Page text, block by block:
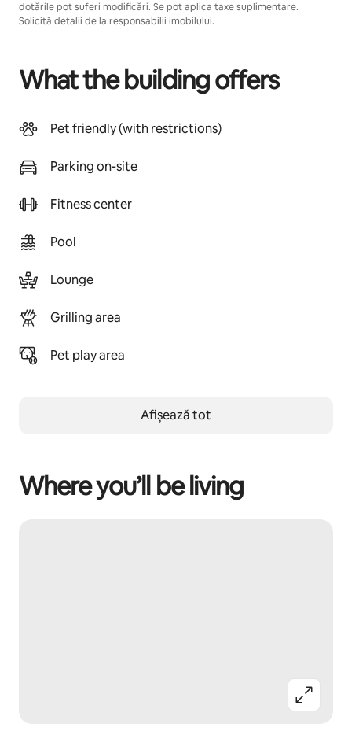
dotările pot suferi modificări. Se pot aplica taxe suplimentare.
Solicită detalii de la responsabilii imobilului.
What the building offers
Pet friendly (with restrictions)
Parking on-site
Fitness center
Pool
Lounge
Grilling area
Pet play area
Afișează tot
Where you’ll be living